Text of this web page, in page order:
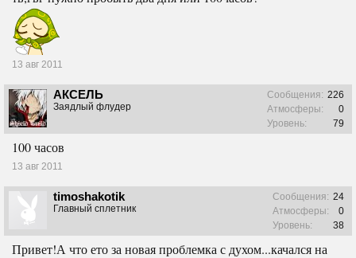
13 авг 2011
АКСЕЛЬ
Заядлый флудер
Сообщения: 226
Атмосферы:
0
Уровень:
79
100 часов
13 авг 2011
timoshakotik
Главный сплетник
Сообщения: 24
Атмосферы:
0
Уровень:
38
Привет!А что ето за новая проблемка с духом...качался на